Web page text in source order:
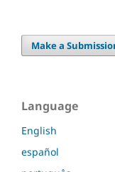
Make a
Language
English
español